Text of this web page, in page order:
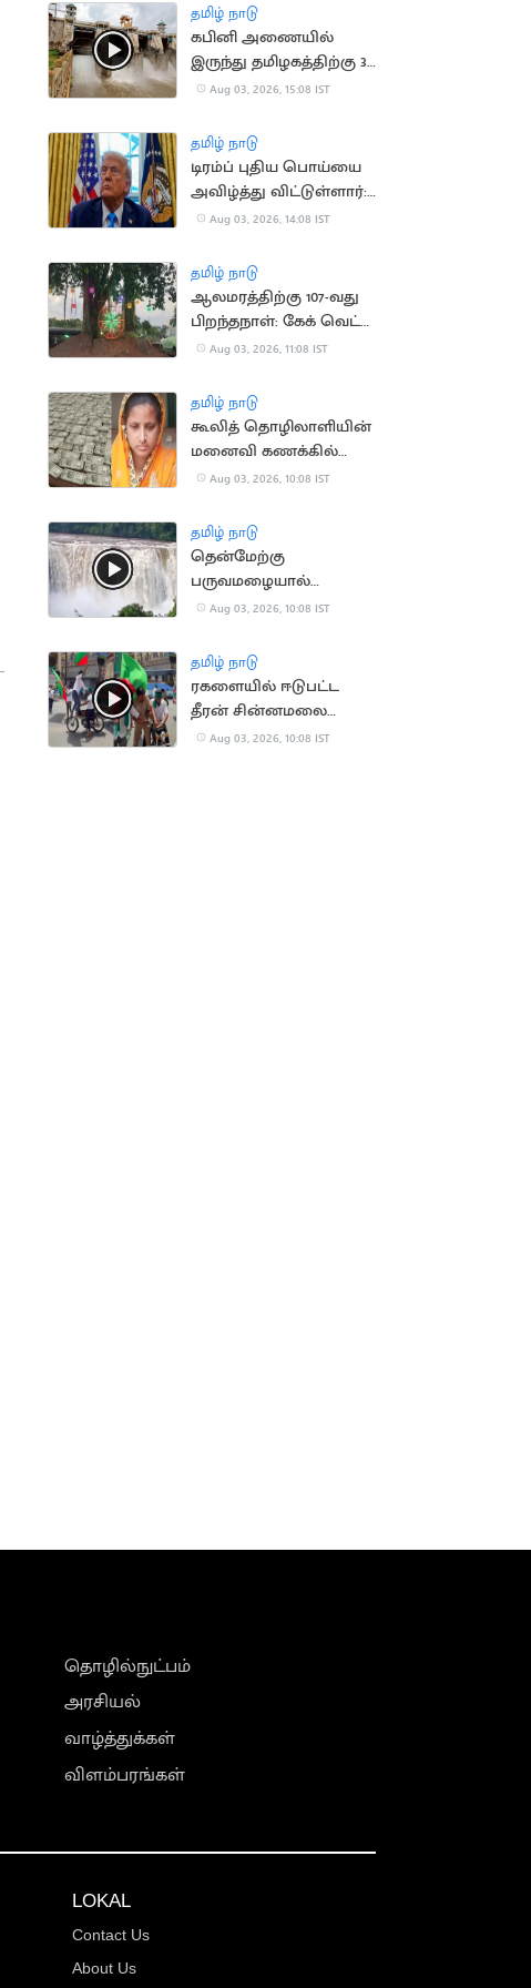
தமிழ் நாடு
கபினி அணையில்
இருந்து தமிழகத்திற்கு 30
ஆயிரம் கன அடி நீர்
Aug 03, 2026, 15:08 IST
தமிழ் நாடு
டிரம்ப் புதிய பொய்யை
அவிழ்த்து விட்டுள்ளார்:
ஈரானிய ஊடகங்கள்
Aug 03, 2026, 14:08 IST
தமிழ் நாடு
ஆலமரத்திற்கு 107-வது
பிறந்தநாள்: கேக் வெட்டி
கொண்டாடிய
Aug 03, 2026, 11:08 IST
தமிழ் நாடு
கூலித் தொழிலாளியின்
மனைவி கணக்கில்
ரூ.100 கோடி வரவு:
Aug 03, 2026, 10:08 IST
தமிழ் நாடு
தென்மேற்கு
பருவமழையால்
ஆர்ப்பரித்து கொட்டும்
Aug 03, 2026, 10:08 IST
தமிழ் நாடு
ரகளையில் ஈடுபட்ட
தீரன் சின்னமலை
பேரவையினரை
Aug 03, 2026, 10:08 IST
தொழில்நுட்பம்
அரசியல்
வாழ்த்துக்கள்
விளம்பரங்கள்
LOKAL
Contact Us
About Us